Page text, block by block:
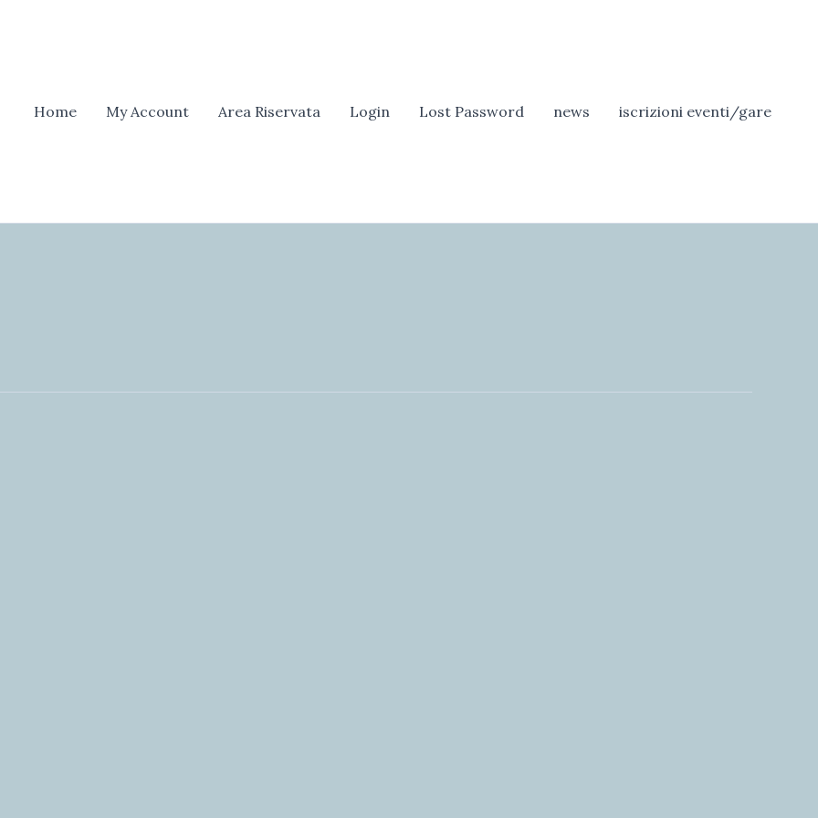
Home My Account Area Riservata Login Lost Password news iscrizioni eventi/gare